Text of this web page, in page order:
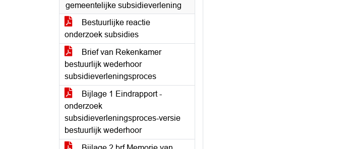
gemeentelijke subsidieverlening
Bestuurlijke reactie
onderzoek subsidies
Brief van Rekenkamer
bestuurlijk wederhoor
subsidieverleningsproces
Bijlage 1 Eindrapport -
onderzoek
subsidieverleningsproces-versie
bestuurlijk wederhoor